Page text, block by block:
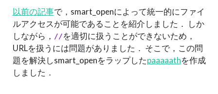
以前の記事で，smart_openによって統一的にファイ
ルアクセスが可能であることを紹介しました． しか
しながら， //を適切に扱うことができないため，
URLを扱うには問題がありました． そこで，この問
題を解決しsmart_openをラップしたpaaaaathを作成
しました．